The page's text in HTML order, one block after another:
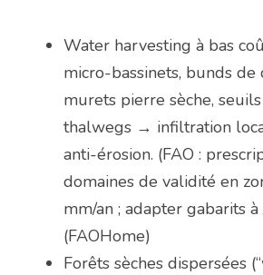
Water harvesting à bas
micro-bassinets, bunds de
murets pierre sèche,
thalwegs → infiltration
anti-érosion. (FAO :
domaines de validité en
mm/an ; adapter gabarits à
(FAOHome)
Forêts sèches dispersées